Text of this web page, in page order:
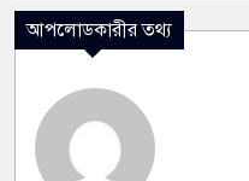
আপলোডকারীর তথ্য